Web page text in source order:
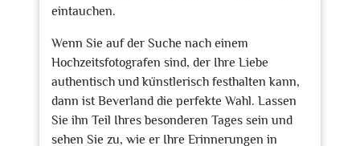
eintauchen.
Wenn Sie auf der Suche nach einem
Hochzeitsfotografen sind, der Ihre Liebe
authentisch und künstlerisch festhalten kann,
dann ist Beverland die perfekte Wahl. Lassen
Sie ihn Teil Ihres besonderen Tages sein und
sehen Sie zu, wie er Ihre Erinnerungen in